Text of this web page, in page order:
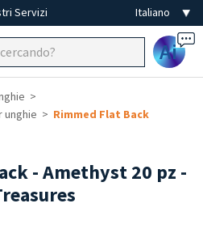
Servizi
Ai
unghie
Rimmed Flat Back
- Amethyst 20 pz -